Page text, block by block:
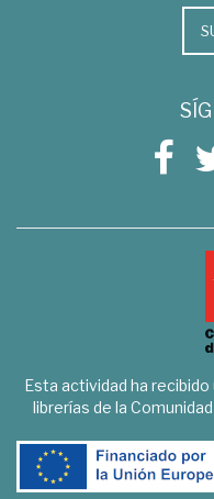
Esta actividad ha recibido
librerías de la